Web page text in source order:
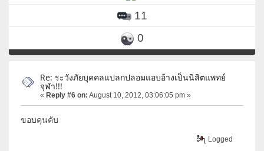
11
0
Re: ระวังภัยบุคคลแปลกปลอมแอบอ้างเป็นนิสิตแพทย์
จุฬา!!!
« Reply #6 on: August 10, 2012, 03:06:05 pm »
ขอบคุนคับ
Logged